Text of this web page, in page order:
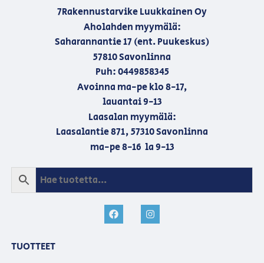
7Rakennustarvike Luukkainen Oy
Aholahden myymälä:
Saharannantie 17 (ent. Puukeskus)
57810 Savonlinna
Puh: 0449858345
Avoinna ma-pe klo 8-17,
lauantai 9-13
Laasalan myymälä:
Laasalantie 871, 57310 Savonlinna
ma-pe 8-16 la 9-13
TUOTTEET